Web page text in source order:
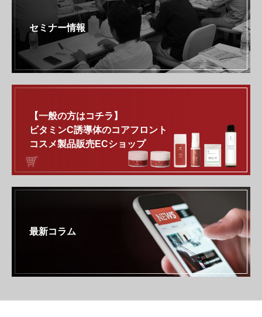
セミナー情報
【一般の方はコチラ】
ビタミンC誘導体のコアフロント
コスメ製品販売ECショップ
最新コラム